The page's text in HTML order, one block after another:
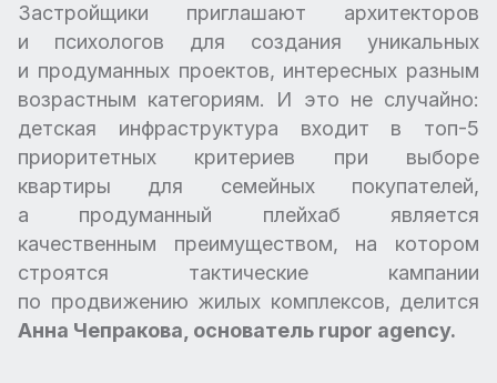
Застройщики приглашают архитекторов
и психологов для создания уникальных
и продуманных проектов, интересных разным
возрастным категориям. И это не случайно:
детская инфраструктура входит в топ-5
приоритетных критериев при выборе
квартиры для семейных покупателей,
а продуманный плейхаб является
качественным преимуществом, на котором
строятся тактические кампании
по продвижению жилых комплексов, делится
Анна Чепракова, основатель rupor agency.